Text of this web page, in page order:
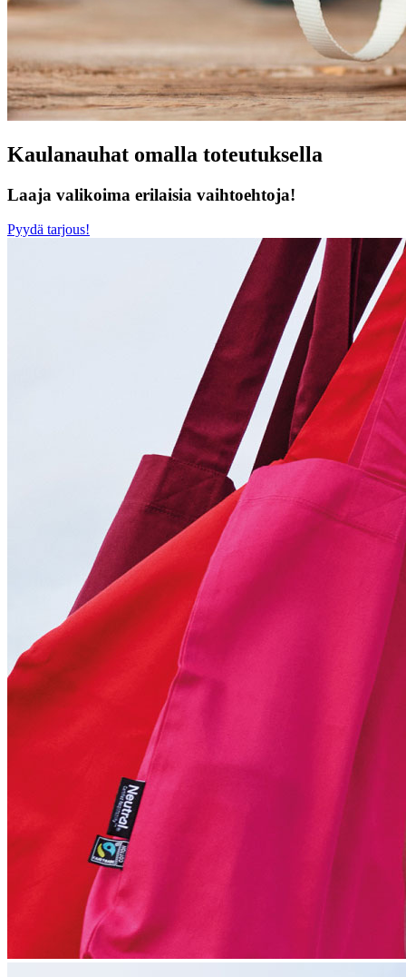
Kaulanauhat omalla toteutuksella
Laaja valikoima erilaisia vaihtoehtoja!
Pyydä tarjous!